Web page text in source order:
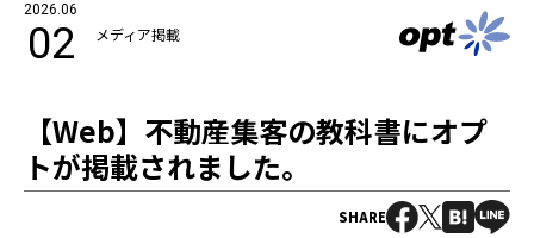
2026.06
02 メディア掲載
【Web】不動産集客の教科書にオプ
トが掲載されました。
SHARE